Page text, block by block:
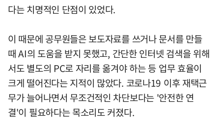
다는 치명적인 단점이 있었다.
이 때문에 공무원들은 보도자료를 쓰거나 문서를 만들
때 AI의 도움을 받지 못했고, 간단한 인터넷 검색을 위해
서도 별도의 PC로 자리를 옮겨야 하는 등 업무 효율이
크게 떨어진다는 지적이 많았다. 코로나19 이후 재택근
무가 늘어나면서 무조건적인 차단보다는 '안전한 연
결'이 필요하다는 목소리도 커졌다.